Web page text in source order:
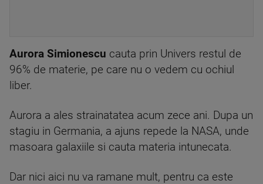
Aurora Simionescu cauta prin Univers restul de
96% de materie, pe care nu o vedem cu ochiul
liber.
Aurora a ales strainatatea acum zece ani. Dupa un
stagiu in Germania, a ajuns repede la NASA, unde
masoara galaxiile si cauta materia intunecata.
Dar nici aici nu va ramane mult, pentru ca este